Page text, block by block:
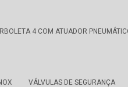
4 COM ATUADOR
VÁLVULAS DE SEGURANÇA